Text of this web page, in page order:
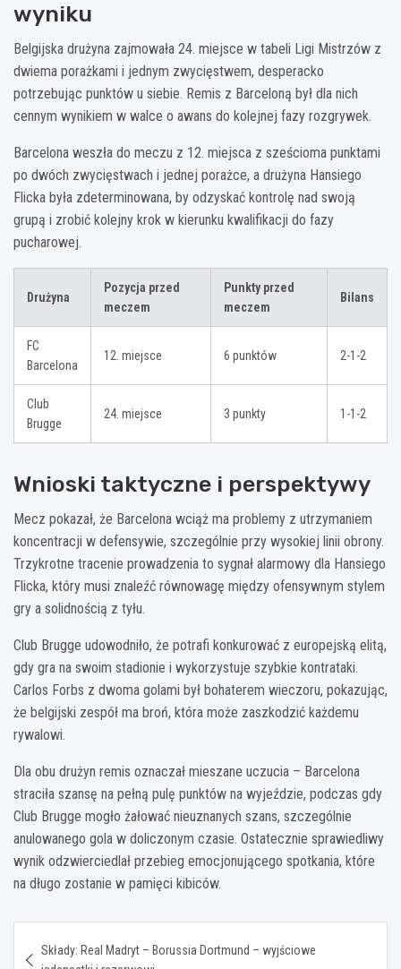
wyniku
Belgijska drużyna zajmowała 24. miejsce w tabeli Ligi Mistrzów z
dwiema porażkami i jednym zwycięstwem, desperacko
potrzebując punktów u siebie. Remis z Barceloną był dla nich
cennym wynikiem w walce o awans do kolejnej fazy rozgrywek.
Barcelona weszła do meczu z 12. miejsca z sześcioma punktami
po dwóch zwycięstwach i jednej porażce, a drużyna Hansiego
Flicka była zdeterminowana, by odzyskać kontrolę nad swoją
grupą i zrobić kolejny krok w kierunku kwalifikacji do fazy
pucharowej.
Drużyna
Pozycja przed
meczem
Punkty przed
meczem
Bilans
FC
Barcelona
12. miejsce 6 punktów 2-1-2
Club
Brugge
24. miejsce 3 punkty 1-1-2
Wnioski taktyczne i perspektywy
Mecz pokazał, że Barcelona wciąż ma problemy z utrzymaniem
koncentracji w defensywie, szczególnie przy wysokiej linii obrony.
Trzykrotne tracenie prowadzenia to sygnał alarmowy dla Hansiego
Flicka, który musi znaleźć równowagę między ofensywnym stylem
gry a solidnością z tyłu.
Club Brugge udowodniło, że potrafi konkurować z europejską elitą,
gdy gra na swoim stadionie i wykorzystuje szybkie kontrataki.
Carlos Forbs z dwoma golami był bohaterem wieczoru, pokazując,
że belgijski zespół ma broń, która może zaszkodzić każdemu
rywalowi.
Dla obu drużyn remis oznaczał mieszane uczucia – Barcelona
straciła szansę na pełną pulę punktów na wyjeździe, podczas gdy
Club Brugge mogło żałować nieuznanych szans, szczególnie
anulowanego gola w doliczonym czasie. Ostatecznie sprawiedliwy
wynik odzwierciedlał przebieg emocjonującego spotkania, które
na długo zostanie w pamięci kibiców.
wpisu
Składy: Real Madryt – Borussia Dortmund – wyjściowe